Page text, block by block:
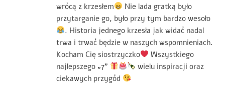
wrócą z krzesłem
Nie lada gratką było
przytarganie go, było przy tym bardzo wesoło
. Historia jednego krzesła jak widać nadal
trwa i trwać będzie w naszych wspomnieniach.
Kocham Cię siostrzyczko
Wszystkiego
najlepszego „7”
wielu inspiracji oraz
ciekawych przygód